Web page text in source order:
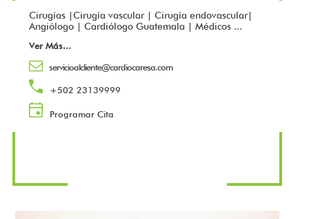
Cirugías |Cirugía vascular | Cirugía endovascular|
Angiólogo | Cardiólogo Guatemala | Médicos ...
Ver Más...
servicioalcliente@cardiocaresa.com
+502 23139999
Programar Cita